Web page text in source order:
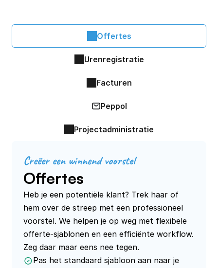
Offertes
Urenregistratie
Facturen
Peppol
Projectadministratie
Creëer een winnend voorstel
Offertes
Heb je een potentiële klant? Trek haar of
hem over de streep met een professioneel
voorstel. We helpen je op weg met flexibele
offerte-sjablonen en een efficiënte workflow.
Zeg daar maar eens nee tegen.
Pas het standaard sjabloon aan naar je